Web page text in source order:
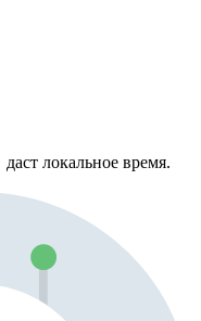
даст локальное время.